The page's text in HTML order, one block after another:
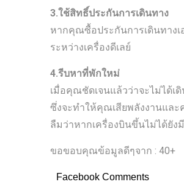
3.ใช้สิทธิ์ประกันการเดินทาง
หากคุณซื้อประกันการเดินทาง
ระหว่างเครื่องดีเลย์
4.รีบหาที่พักใหม่
เมื่อคุณชัดเจนแล้วว่าจะไม่ได้เ
ซึ่งจะทำให้คุณเสียพลังงานและ
ลืมว่าหากเครื่องบินขึ้นไม่ได้ยั
ขอขอบคุณข้อมูลดีๆจาก : 40+
Facebook Comments